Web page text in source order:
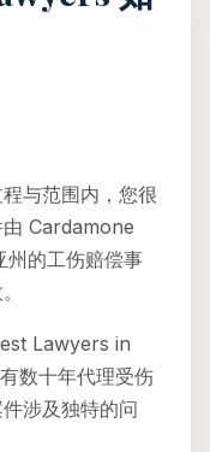
与范围内，您很
由 Cardamone
州的工伤赔偿事
Lawyers in
数十年代理受伤
涉及独特的问